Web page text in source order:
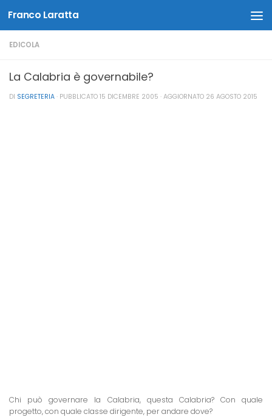
Salta al contenuto
Franco Laratta
EDICOLA
La Calabria è governabile?
DI SEGRETERIA · PUBBLICATO 15 DICEMBRE 2005 · AGGIORNATO 26 AGOSTO 2015
Chi può governare la Calabria, questa Calabria? Con quale
progetto, con quale classe dirigente, per andare dove?